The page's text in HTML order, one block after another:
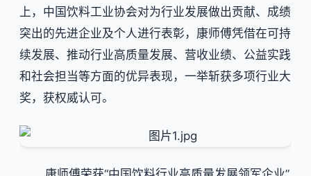
上，中国饮料工业协会对为行业发展做出贡献、成绩
突出的先进企业及个人进行表彰，康师傅凭借在可持
续发展、推动行业高质量发展、营收业绩、公益实践
和社会担当等方面的优异表现，一举斩获多项行业大
奖，获权威认可。